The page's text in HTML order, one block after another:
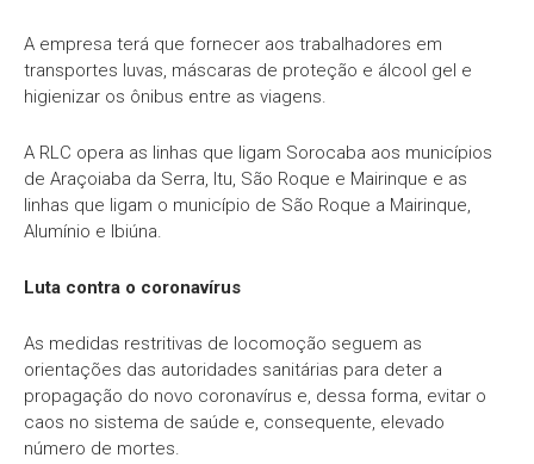
A empresa terá que fornecer aos trabalhadores em
transportes luvas, máscaras de proteção e álcool gel e
higienizar os ônibus entre as viagens.
A RLC opera as linhas que ligam Sorocaba aos municípios
de Araçoiaba da Serra, Itu, São Roque e Mairinque e as
linhas que ligam o município de São Roque a Mairinque,
Alumínio e Ibiúna.
Luta contra o coronavírus
As medidas restritivas de locomoção seguem as
orientações das autoridades sanitárias para deter a
propagação do novo coronavírus e, dessa forma, evitar o
caos no sistema de saúde e, consequente, elevado
número de mortes.